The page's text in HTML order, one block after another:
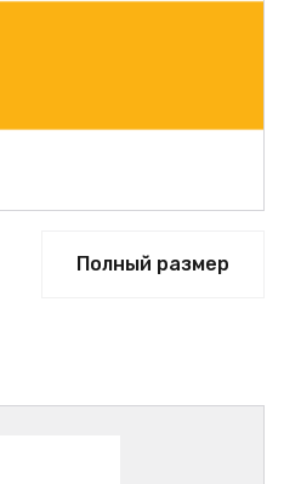
Полный размер